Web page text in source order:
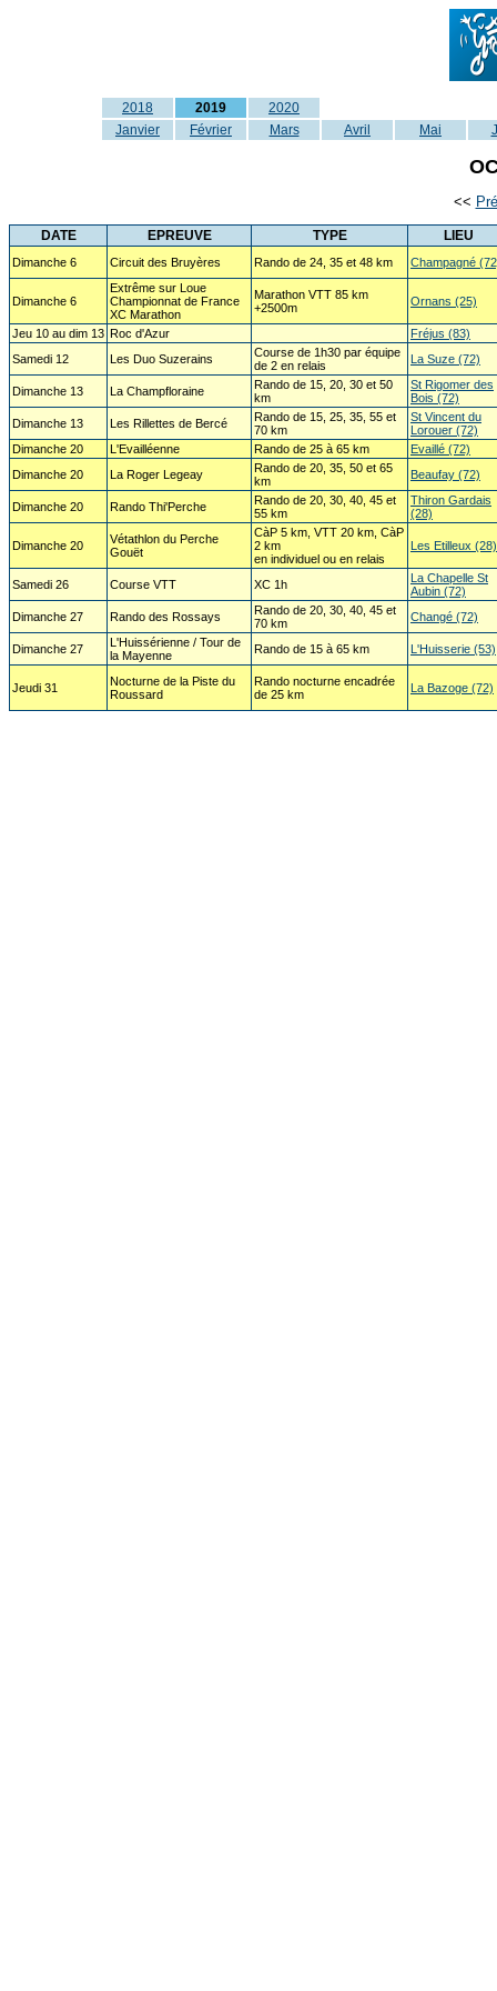
2018 2019
2020
Janvier
Février Mars Avril Mai
<<
DATE EPREUVE TYPE LIEU
Dimanche 6 Circuit des Bruyères Rando de 24, 35 et 48 km Champagné
Dimanche 6
Extrême sur Loue
Championnat de France
XC Marathon
Marathon VTT 85 km
+2500m
Ornans (25)
Jeu 10 au dim 13 Roc d'Azur
Fréjus (83)
Samedi 12
Les Duo Suzerains
Course de 1h30 par équipe
de 2 en relais
La Suze (72)
Dimanche 13 La Champfloraine
Rando de 15, 20, 30 et 50
km
St Rigomer des
Bois (72)
Dimanche 13
Les Rillettes de Bercé
Rando de 15, 25, 35, 55 et
70 km
St Vincent du
Lorouer (72)
Dimanche 20
L'Evailléenne Rando de 25 à 65 km
Evaillé (72)
Dimanche 20
La Roger Legeay
Rando de 20, 35, 50 et 65
km
Beaufay (72)
Dimanche 20 Rando Thi'Perche
Rando de 20, 30, 40, 45 et
55 km
Thiron Gardais
(28)
Dimanche 20
Vétathlon du Perche
Gouët
CàP 5 km, VTT 20 km, CàP
2 km
en individuel ou en relais
Les Etilleux (28)
Samedi 26 Course VTT XC 1h
La Chapelle St
Aubin (72)
Dimanche 27
Rando des Rossays
Rando de 20, 30, 40, 45 et
70 km
Changé (72)
Dimanche 27
L'Huissérienne / Tour de
la Mayenne
Rando de 15 à 65 km L'Huisserie (53)
Jeudi 31
Nocturne de la Piste du
Roussard
Rando nocturne encadrée
de 25 km
La Bazoge (72)